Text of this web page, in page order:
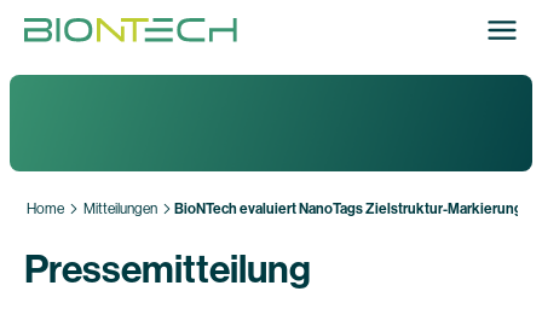
Home Mitteilungen BioNTech evaluiert NanoTags Zielstruktur-
Pressemitteilung